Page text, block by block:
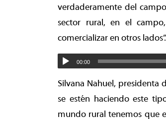
verdaderamente del
sector rural, en el
comercializar en otros lados”.
00:00
Silvana Nahuel, presidenta
se estén haciendo este
mundo rural tenemos que